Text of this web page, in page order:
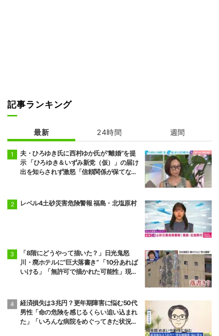
記事ランキング
最新 24時間 週間
夫・ひろゆき氏に西村ゆか氏が“離婚”を提
示 「ひろゆき＆いずみ新党（仮）」の届け
出を知らされず激怒「信頼関係が保てない
レベル4土砂災害危険警報 福島・北塩原村
「8階にどうやって描いた？」日光鬼怒
川・廃ホテルに“巨大落書き” 「10分あれば
いける」「無許可で描かれた可能性」現役
経済損失は3兆円？更年期障害に悩む50代
男性「命の危険を感じるくらい追い込まれ
た」「いろんな病院をめぐってきた状況が1